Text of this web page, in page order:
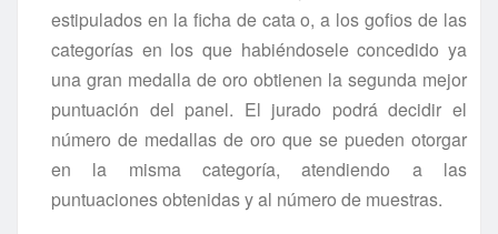
estipulados en la ficha de cata o, a los gofios de las
categorías en los que habiéndosele concedido ya
una gran medalla de oro obtienen la segunda mejor
puntuación del panel. El jurado podrá decidir el
número de medallas de oro que se pueden otorgar
en la misma categoría, atendiendo a las
puntuaciones obtenidas y al número de muestras.